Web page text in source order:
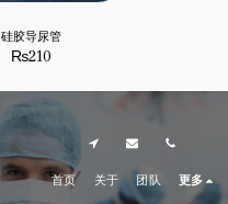
硅胶导尿管
₨210
首页 关于 团队 更多